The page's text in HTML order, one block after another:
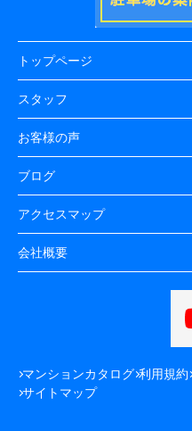
トップページ
スタッフ
お客様の声
ブログ
アクセスマップ
会社概要
マンションカタログ 利用規約
サイトマップ